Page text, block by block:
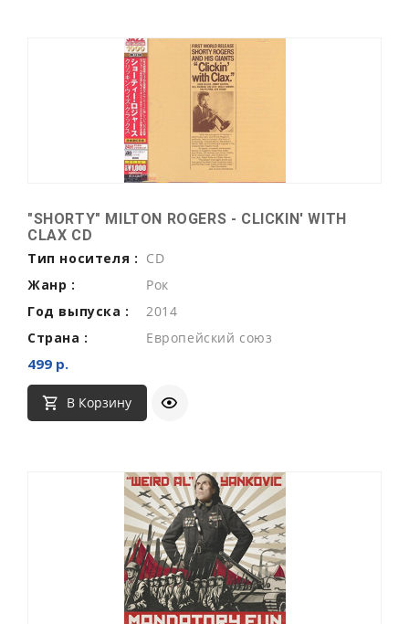
"SHORTY" MILTON ROGERS - CLICKIN' WITH
CLAX CD
Тип носителя : CD
Жанр :
Рок
Год выпуска :
2014
Страна :
Европейский союз
499 р.
В Корзину